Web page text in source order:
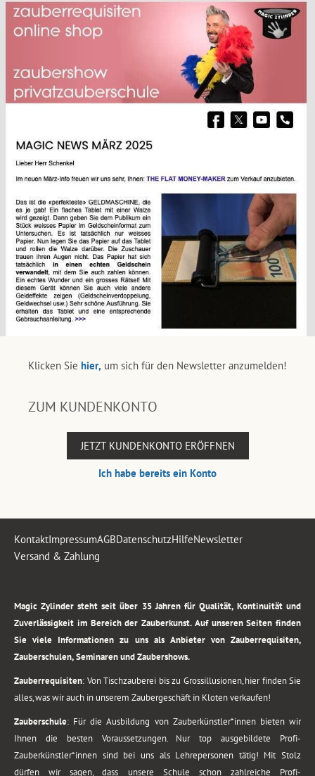
Klicken Sie hier, um sich für den Newsletter anzumelden!
ZUM KUNDENKONTO
JETZT KUNDENKONTO ERÖFFNEN
Ich habe bereits ein Konto
KontaktImpressumAGBDatenschutzHilfeNewsletter
Versand & Zahlung
Magic Zylinder steht seit über 35 Jahren für Qualität, Kontinuität und
Zuverlässigkeit im Bereich der Zauberkunst. Auf unseren Seiten finden
Sie viele Informationen zu uns als Anbieter von Zauberrequisiten,
Zauberschulen, Seminaren und Zaubershows.
Zauberrequisiten: Von Tischzauberei bis zu Grossillusionen, hier finden Sie
alles, was wir auch in unserem Zaubergeschäft in Kloten verkaufen!
Zauberschule: Für die Ausbildung von Zauberkünstler*innen bieten wir
Ihnen die besten Voraussetzungen. Nur top ausgebildete Profi-
Zauberkünstler*innen sind bei uns als Lehrepersonen tätig! Mit Stolz
dürfen wir sagen, dass unsere Schule schon zahlreiche Profi-